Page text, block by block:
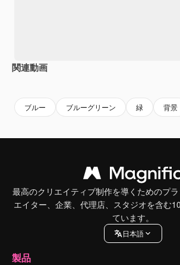
関連動画
ブルー ブルーグリーン 緑 背景
最高のクリエイティブ制作を導くためのプ
エイター、企業、代理店、スタジオを含む
ています。
日本語
製品